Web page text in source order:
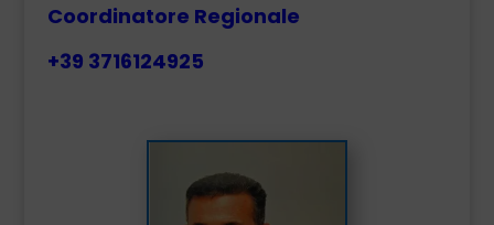
Coordinatore Regionale
+39 3716124925